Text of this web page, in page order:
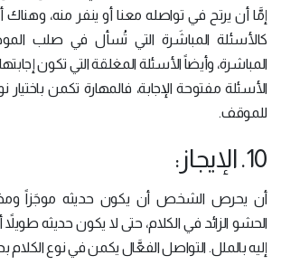
إمَّا أن يرتح في تواصله معنا أو ينفر منه، وهناك
كالأسئلة المباشَرة التي تُسأل في صلب
المباشرة، وأيضاً الأسئلة المغلقة التي تكون
الأسئلة مفتوحة الإجابة، فالمهارة تكمن
للموقف.
10. الإيجاز:
أن يحرص الشخص أن يكون حديثه موجَزاً
الحشو الزائد في الكلام، حتى لا يكون حديثه
إليه بالملل. التواصل الفعَّال يكمن في نوع الكلام